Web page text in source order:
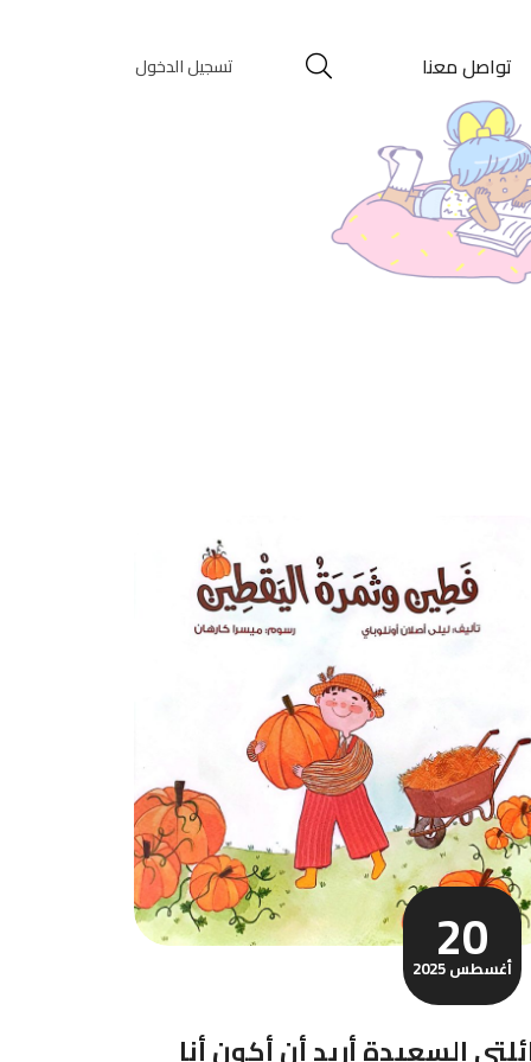
تواصل معنا تسجيل الدخول
20
أغسطس 2025
السعيدة أريد أن أكون أنا